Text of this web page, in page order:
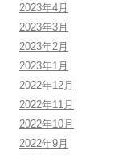
2023年4月
2023年3月
2023年2月
2023年1月
2022年12月
2022年11月
2022年10月
2022年9月